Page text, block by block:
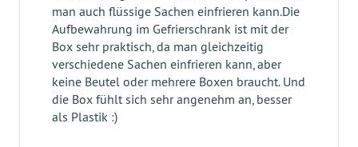
man auch flüssige Sachen einfrieren kann.Die
Aufbewahrung im Gefrierschrank ist mit der
Box sehr praktisch, da man gleichzeitig
verschiedene Sachen einfrieren kann, aber
keine Beutel oder mehrere Boxen braucht. Und
die Box fühlt sich sehr angenehm an, besser
als Plastik :)